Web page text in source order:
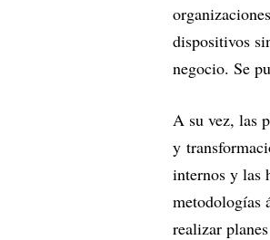
dispositivos
negocio. Se
A su vez, las
y
internos y las
metodologías
realizar